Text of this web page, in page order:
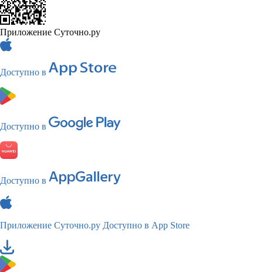
Приложение Суточно.ру
Доступно в
Доступно в
Доступно в
Приложение Суточно.ру Доступно в App Store